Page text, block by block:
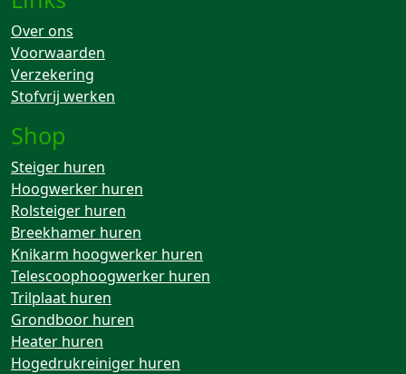
Over ons
Voorwaarden
Verzekering
Stofvrij werken
Shop
Steiger huren
Hoogwerker huren
Rolsteiger huren
Breekhamer huren
Knikarm hoogwerker huren
Telescoophoogwerker huren
Trilplaat huren
Grondboor huren
Heater huren
Hogedrukreiniger huren